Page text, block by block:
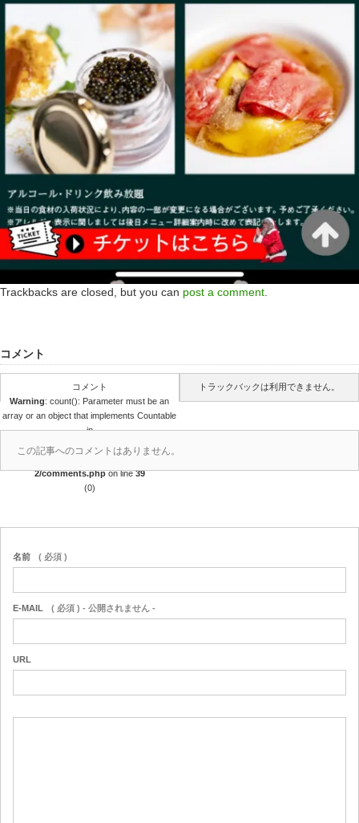
Trackbacks are closed, but you can post a comment
コメント
コメント
Warning: count(): Parameter must be an
array or an object that implements Countable
in
/home/r4688280/public_html/takedataro.c
om/wp-content/themes/amore_tcd028-
2/comments.phpon line39
(0)
トラックバックは利用できません。
この記事へのコメントはありません。
名前 ( 必須 )
E-MAIL ( 必須 ) - 公開されません -
URL